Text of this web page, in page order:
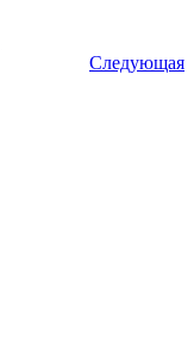
Следующая